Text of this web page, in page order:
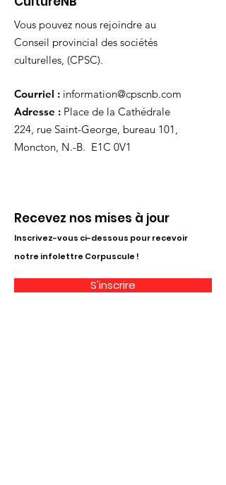
Vous pouvez nous rejoindre au
Conseil provincial des sociétés
culturelles, (CPSC).
Courriel : information@cpscnb.com
Adresse : Place de la Cathédrale
224, rue Saint-George, bureau 101,
Moncton, N.-B. E1C 0V1
Recevez nos mises à jour
Inscrivez-vous ci-dessous pour recevoir
notre infolettre Corpuscule !
S'inscrire